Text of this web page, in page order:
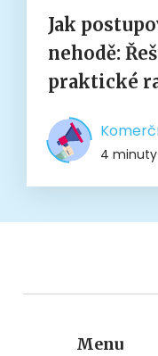
Jak
nehodě:
praktické
4
Menu